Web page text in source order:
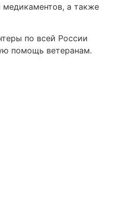
медикаментов, а также
по всей России
помощь ветеранам.